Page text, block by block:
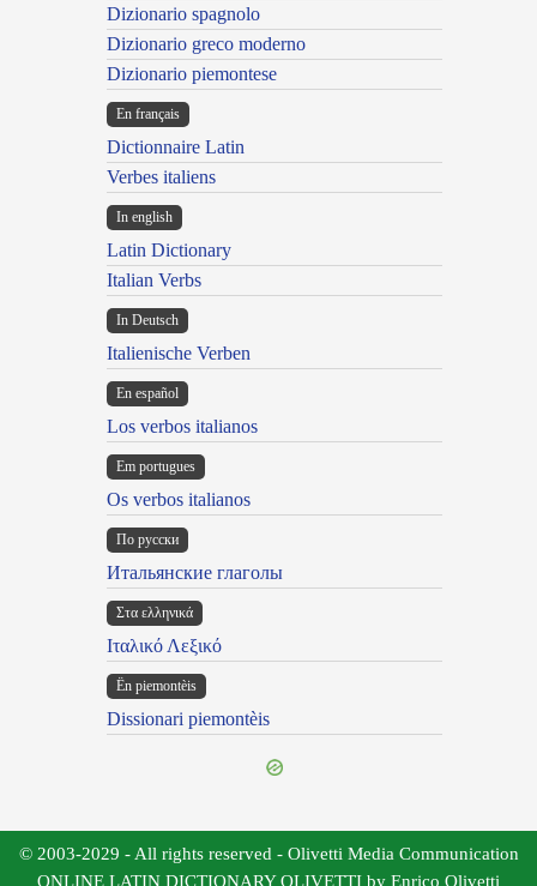
Dizionario spagnolo
Dizionario greco moderno
Dizionario piemontese
En français
Dictionnaire Latin
Verbes italiens
In english
Latin Dictionary
Italian Verbs
In Deutsch
Italienische Verben
En español
Los verbos italianos
Em portugues
Os verbos italianos
По русски
Итальянские глаголы
Στα ελληνικά
Ιταλικό Λεξικό
Ën piemontèis
Dissionari piemontèis
© 2003-2029 - All rights reserved - Olivetti Media Communication
ONLINE LATIN DICTIONARY OLIVETTI by Enrico Olivetti